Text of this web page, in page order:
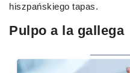
hiszpańskiego tapas.
Pulpo a la gallega